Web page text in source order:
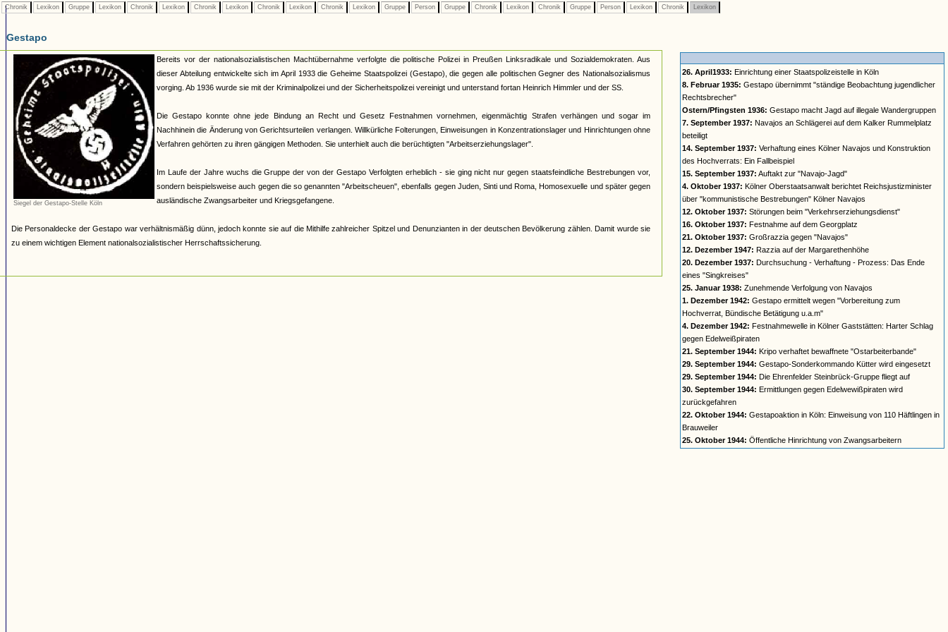
Chronik Lexikon Gruppe Lexikon Chronik Lexikon Chronik Lexikon Chronik Lexikon Chronik Lexikon Gruppe Person Gruppe Chronik Lexikon Chronik Gruppe Person Lexikon Chronik Lexikon
Gestapo
Siegel der Gestapo-Stelle Köln
Bereits vor der nationalsozialistischen Machtübernahme verfolgte die politische Polizei in Preußen Linksradikale und Sozialdemokraten. Aus
dieser Abteilung entwickelte sich im April 1933 die Geheime Staatspolizei (Gestapo), die gegen alle politischen Gegner des Nationalsozialismus
vorging. Ab 1936 wurde sie mit der Kriminalpolizei und der Sicherheitspolizei vereinigt und unterstand fortan Heinrich Himmler und der SS.
Die Gestapo konnte ohne jede Bindung an Recht und Gesetz Festnahmen vornehmen, eigenmächtig Strafen verhängen und sogar im
Nachhinein die Änderung von Gerichtsurteilen verlangen. Willkürliche Folterungen, Einweisungen in Konzentrationslager und Hinrichtungen ohne
Verfahren gehörten zu ihren gängigen Methoden. Sie unterhielt auch die berüchtigten "Arbeitserziehungslager".
Im Laufe der Jahre wuchs die Gruppe der von der Gestapo Verfolgten erheblich - sie ging nicht nur gegen staatsfeindliche Bestrebungen vor,
sondern beispielsweise auch gegen die so genannten "Arbeitscheuen", ebenfalls gegen Juden, Sinti und Roma, Homosexuelle und später gegen
ausländische Zwangsarbeiter und Kriegsgefangene.
Die Personaldecke der Gestapo war verhältnismäßig dünn, jedoch konnte sie auf die Mithilfe zahlreicher Spitzel und Denunzianten in der deutschen Bevölkerung zählen. Damit wurde sie
zu einem wichtigen Element nationalsozialistischer Herrschaftssicherung.
26. April1933: Einrichtung einer Staatspolizeistelle in Köln
8. Februar 1935: Gestapo übernimmt "ständige Beobachtung jugendlicher
Rechtsbrecher"
Ostern/Pfingsten 1936: Gestapo macht Jagd auf illegale Wandergruppen
7. September 1937: Navajos an Schlägerei auf dem Kalker Rummelplatz
beteiligt
14. September 1937: Verhaftung eines Kölner Navajos und Konstruktion
des Hochverrats: Ein Fallbeispiel
15. September 1937: Auftakt zur "Navajo-Jagd"
4. Oktober 1937: Kölner Oberstaatsanwalt berichtet Reichsjustizminister
über "kommunistische Bestrebungen" Kölner Navajos
12. Oktober 1937: Störungen beim "Verkehrserziehungsdienst"
16. Oktober 1937: Festnahme auf dem Georgplatz
21. Oktober 1937: Großrazzia gegen "Navajos"
12. Dezember 1947: Razzia auf der Margarethenhöhe
20. Dezember 1937: Durchsuchung - Verhaftung - Prozess: Das Ende
eines "Singkreises"
25. Januar 1938: Zunehmende Verfolgung von Navajos
1. Dezember 1942: Gestapo ermittelt wegen "Vorbereitung zum
Hochverrat, Bündische Betätigung u.a.m"
4. Dezember 1942: Festnahmewelle in Kölner Gaststätten: Harter Schlag
gegen Edelweißpiraten
21. September 1944: Kripo verhaftet bewaffnete "Ostarbeiterbande"
29. September 1944: Gestapo-Sonderkommando Kütter wird eingesetzt
29. September 1944: Die Ehrenfelder Steinbrück-Gruppe fliegt auf
30. September 1944: Ermittlungen gegen Edelwewißpiraten wird
zurückgefahren
22. Oktober 1944: Gestapoaktion in Köln: Einweisung von 110 Häftlingen in
Brauweiler
25. Oktober 1944: Öffentliche Hinrichtung von Zwangsarbeitern